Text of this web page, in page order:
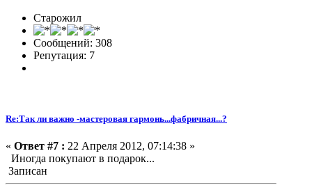
Старожил
Сообщений: 308
Репутация: 7
Re:Так ли важно -мастеровая гармонь...фабричная...?
« Ответ #7 : 22 Апреля 2012, 07:14:38 »
Иногда покупают в подарок...
Записан